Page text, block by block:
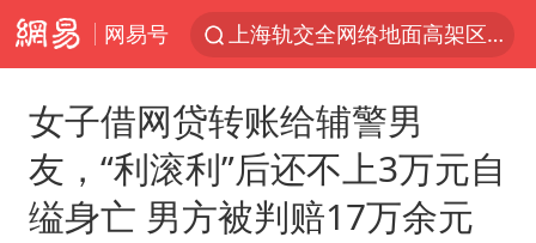
网易号
上海轨交全网络地面高架区段限速运行
上海暴雨红色预警
斯诺克中国公开赛刘宏宇击败霍金斯
女子借网贷转账给辅警男
友，“利滚利”后还不上3万元自
缢身亡 男方被判赔17万余元